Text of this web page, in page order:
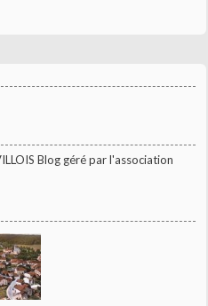
Blog géré par l'association